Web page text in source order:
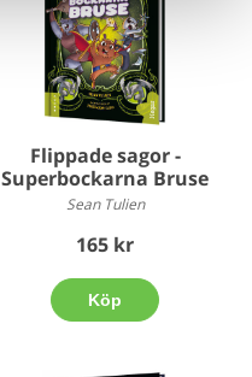
Flippade sagor -
Superbockarna Bruse
Sean Tulien
165 kr
Köp